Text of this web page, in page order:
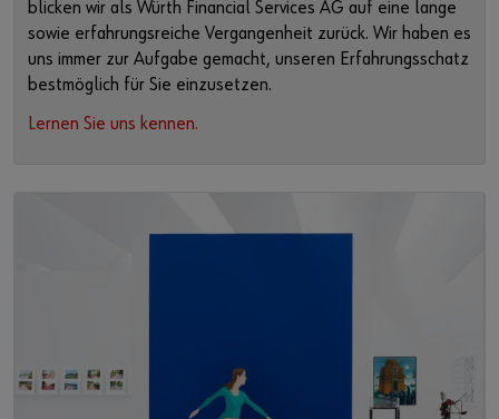
blicken wir als Würth Financial Services AG auf eine lange
sowie erfahrungsreiche Vergangenheit zurück. Wir haben es
uns immer zur Aufgabe gemacht, unseren Erfahrungsschatz
bestmöglich für Sie einzusetzen.
Lernen Sie uns kennen.